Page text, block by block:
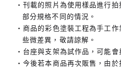
刊載的照片為使用樣品進行
部分規格不同的情況。
商品的彩色塗裝工程為手工
些微差異，敬請諒解。
台座與支架為試作品，可能會
今後若本商品再次販售，由